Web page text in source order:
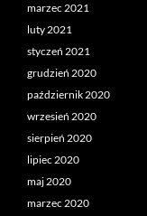
marzec 2021
luty 2021
styczeń 2021
grudzień 2020
październik 2020
wrzesień 2020
sierpień 2020
lipiec 2020
maj 2020
marzec 2020